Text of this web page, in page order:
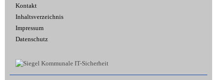
Kontakt
Inhaltsverzeichnis
Impressum
Datenschutz